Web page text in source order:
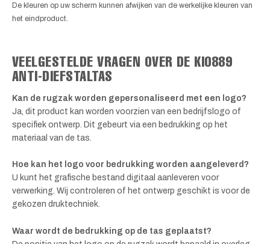
De kleuren op uw scherm kunnen afwijken van de werkelijke kleuren van
het eindproduct.
VEELGESTELDE VRAGEN OVER DE KI0889
ANTI-DIEFSTALTAS
Kan de rugzak worden gepersonaliseerd met een logo?
Ja, dit product kan worden voorzien van een bedrijfslogo of
specifiek ontwerp. Dit gebeurt via een bedrukking op het
materiaal van de tas.
Hoe kan het logo voor bedrukking worden aangeleverd?
U kunt het grafische bestand digitaal aanleveren voor
verwerking. Wij controleren of het ontwerp geschikt is voor de
gekozen druktechniek.
Waar wordt de bedrukking op de tas geplaatst?